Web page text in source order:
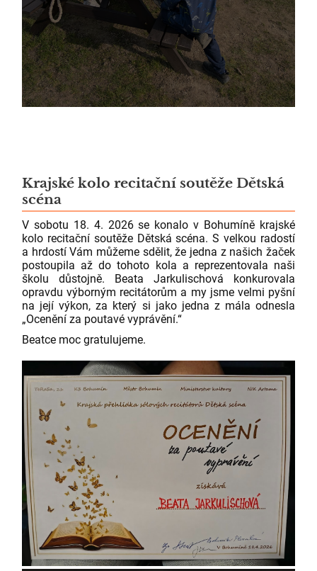
Krajské kolo recitační soutěže Dětská
scéna
V sobotu 18. 4. 2026 se konalo v Bohumíně krajské
kolo recitační soutěže Dětská scéna. S velkou radostí
a hrdostí Vám můžeme sdělit, že jedna z našich žaček
postoupila až do tohoto kola a reprezentovala naši
školu důstojně. Beata Jarkulischová konkurovala
opravdu výborným recitátorům a my jsme velmi pyšní
na její výkon, za který si jako jedna z mála odnesla
„Ocenění za poutavé vyprávění.“
Beatce moc gratulujeme.